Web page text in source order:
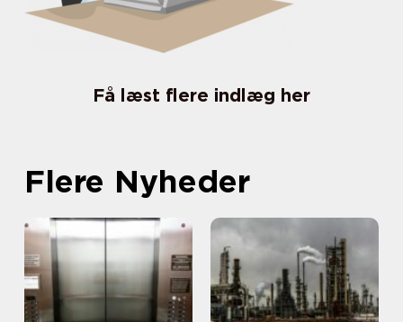
Få læst flere indlæg her
Flere Nyheder